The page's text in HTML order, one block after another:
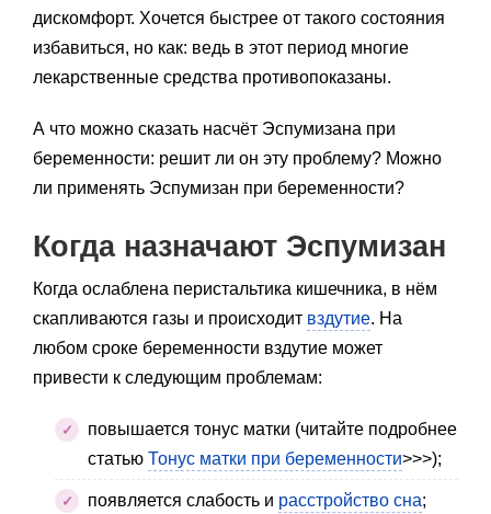
дискомфорт. Хочется быстрее от такого состояния
избавиться, но как: ведь в этот период многие
лекарственные средства противопоказаны.
А что можно сказать насчёт Эспумизана при
беременности: решит ли он эту проблему? Можно
ли применять Эспумизан при беременности?
Когда назначают Эспумизан
Когда ослаблена перистальтика кишечника, в нём
скапливаются газы и происходит вздутие. На
любом сроке беременности вздутие может
привести к следующим проблемам:
повышается тонус матки (читайте подробнее
статью Тонус матки при беременности>>>);
появляется слабость и расстройство сна;